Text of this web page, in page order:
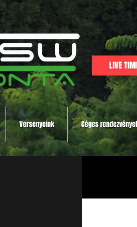
LIVE
Versenyeink Céges